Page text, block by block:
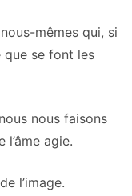
mêmes qui, si
que se font les
nous faisons
l’âme agie.
l’image.